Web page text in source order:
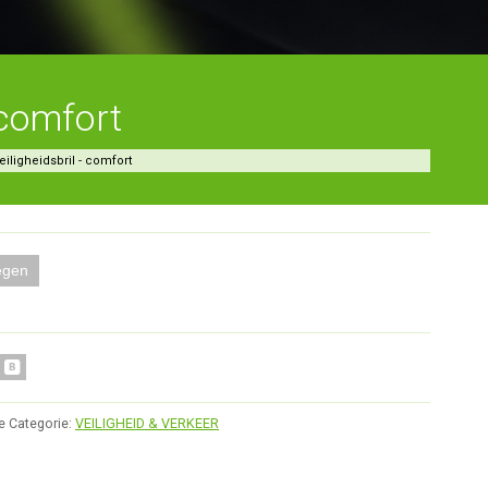
- comfort
Categorie: VEILIGHEID & VERKEER